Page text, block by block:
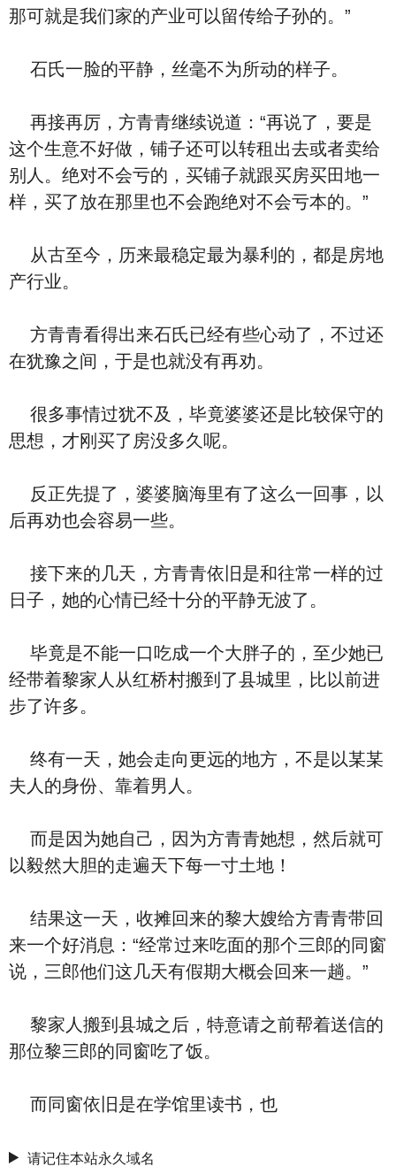
那可就是我们家的产业可以留传给子孙的。”
石氏一脸的平静，丝毫不为所动的样子。
再接再厉，方青青继续说道：“再说了，要是
这个生意不好做，铺子还可以转租出去或者卖给
别人。绝对不会亏的，买铺子就跟买房买田地一
样，买了放在那里也不会跑绝对不会亏本的。”
从古至今，历来最稳定最为暴利的，都是房地
产行业。
方青青看得出来石氏已经有些心动了，不过还
在犹豫之间，于是也就没有再劝。
很多事情过犹不及，毕竟婆婆还是比较保守的
思想，才刚买了房没多久呢。
反正先提了，婆婆脑海里有了这么一回事，以
后再劝也会容易一些。
接下来的几天，方青青依旧是和往常一样的过
日子，她的心情已经十分的平静无波了。
毕竟是不能一口吃成一个大胖子的，至少她已
经带着黎家人从红桥村搬到了县城里，比以前进
步了许多。
终有一天，她会走向更远的地方，不是以某某
夫人的身份、靠着男人。
而是因为她自己，因为方青青她想，然后就可
以毅然大胆的走遍天下每一寸土地！
结果这一天，收摊回来的黎大嫂给方青青带回
来一个好消息：“经常过来吃面的那个三郎的同窗
说，三郎他们这几天有假期大概会回来一趟。”
黎家人搬到县城之后，特意请之前帮着送信的
那位黎三郎的同窗吃了饭。
而同窗依旧是在学馆里读书，也
请记住本站永久域名